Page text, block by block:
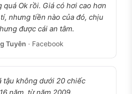
quá Ok rồi. Giá có hơi cao hơn
nhưng tiền nào của đó, chịu
được cái an tâm.
Tuyên · Facebook
tậu không dưới 20 chiếc